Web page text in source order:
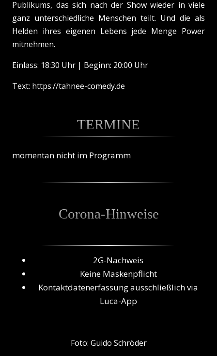
Publikums, das sich nach der Show wieder in viele
ganz unterschiedliche Menschen teilt. Und die als
Helden ihres eigenen Lebens jede Menge Power
mitnehmen.
Einlass: 18:30 Uhr | Beginn: 20:00 Uhr
Text: https://tahnee-comedy.de
TERMINE
momentan nicht im Programm
Corona-Hinweise
2G-Nachweis
Keine Maskenpflicht
Kontaktdatenerfassung ausschließlich via
Luca-App
Foto: Guido Schröder